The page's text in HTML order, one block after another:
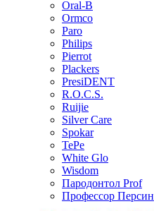
Oral-B
Ormco
Paro
Philips
Pierrot
Plackers
PresiDENT
R.O.C.S.
Ruijie
Silver Care
Spokar
TePe
White Glo
Wisdom
Пародонтол Prof
Профессор Персин